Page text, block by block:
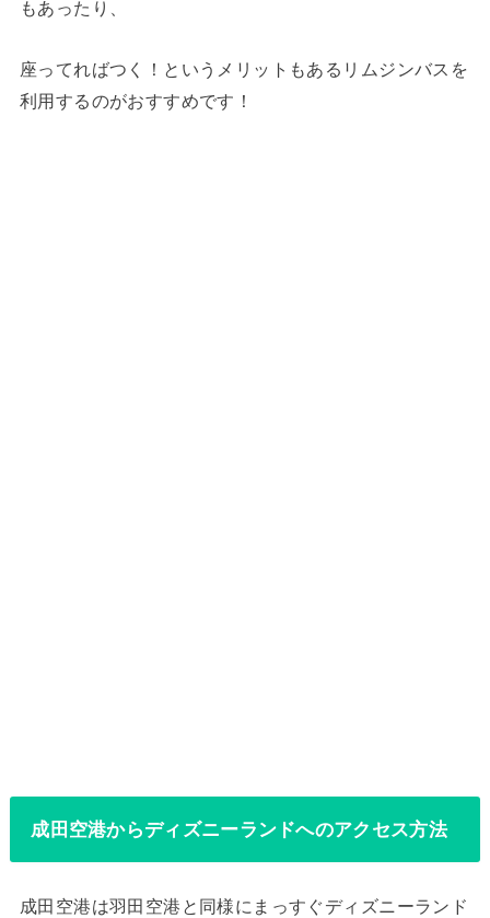
もあったり、
座ってればつく！というメリットもあるリムジンバスを
利用するのがおすすめです！
成田空港からディズニーランドへのアクセス方法
成田空港は羽田空港と同様にまっすぐディズニーランド